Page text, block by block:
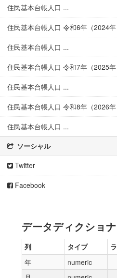
住民基本台帳人口 ...
住民基本台帳人口 令和6年（2024
住民基本台帳人口 ...
住民基本台帳人口 令和7年（2025
住民基本台帳人口 ...
住民基本台帳人口 令和8年（2026
住民基本台帳人口 ...
ソーシャル
Twitter
Facebook
データディクショ
列 タイプ
年
numeric